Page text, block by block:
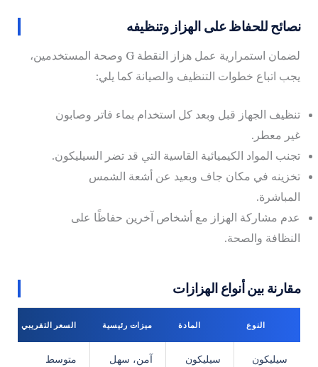
نصائح للحفاظ على الهزاز وتنظيفه
لضمان استمرارية عمل هزاز النقطة G وصحة المستخدمين،
يجب اتباع خطوات التنظيف والصيانة كما يلي:
تنظيف الجهاز قبل وبعد كل استخدام بماء فاتر وصابون
غير معطر.
تجنب المواد الكيميائية القاسية التي قد تضر السيليكون.
تخزينه في مكان جاف وبعيد عن أشعة الشمس
المباشرة.
عدم مشاركة الهزاز مع أشخاص آخرين حفاظًا على
النظافة والصحة.
مقارنة بين أنواع الهزازات
النوع المادة ميزات رئيسية السعر التقريبي
سيليكون
سيليكون
آمن، سهل
متوسط